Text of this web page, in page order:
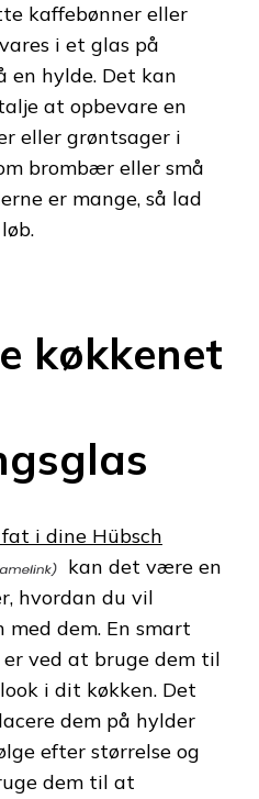
kaffebønner eller
i et glas på
en hylde. Det kan
at opbevare en
eller grøntsager i
brombær eller små
er mange, så lad
køkkenet
i dine Hübsch
kan det være en
hvordan du vil
dem. En smart
ved at bruge dem til
i dit køkken. Det
dem på hylder
efter størrelse og
dem til at